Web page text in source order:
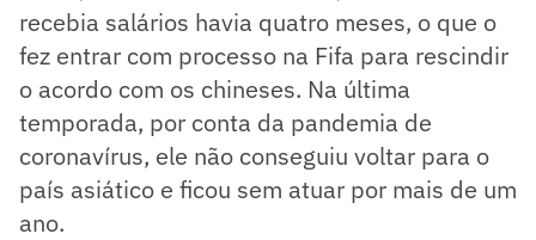
recebia salários havia quatro meses, o que o
fez entrar com processo na Fifa para rescindir
o acordo com os chineses. Na última
temporada, por conta da pandemia de
coronavírus, ele não conseguiu voltar para o
país asiático e ficou sem atuar por mais de um
ano.